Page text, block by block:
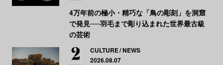
4万年前の極小・精巧な「鳥の彫刻」を洞窟
で発見──羽毛まで彫り込まれた世界最古級
の芸術
CULTURE NEWS
2026.08.07